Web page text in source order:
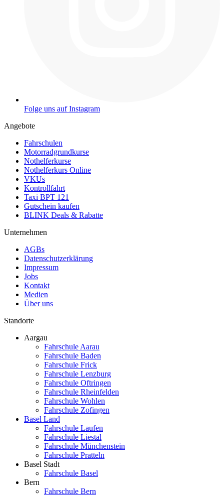
Folge uns auf Instagram
Angebote
Fahrschulen
Motorradgrundkurse
Nothelferkurse
Nothelferkurs Online
VKUs
Kontrollfahrt
Taxi BPT 121
Gutschein kaufen
BLINK Deals & Rabatte
Unternehmen
AGBs
Datenschutzerklärung
Impressum
Jobs
Kontakt
Medien
Über uns
Standorte
Aargau
Fahrschule Aarau
Fahrschule Baden
Fahrschule Frick
Fahrschule Lenzburg
Fahrschule Oftringen
Fahrschule Rheinfelden
Fahrschule Wohlen
Fahrschule Zofingen
Basel Land
Fahrschule Laufen
Fahrschule Liestal
Fahrschule Münchenstein
Fahrschule Pratteln
Basel Stadt
Fahrschule Basel
Bern
Fahrschule Bern